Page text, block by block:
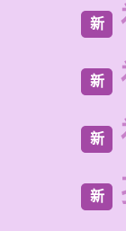
新
新
新
新